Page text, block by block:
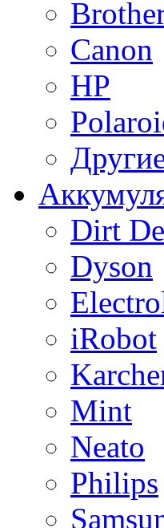
Canon
HP
Dirt
Dyson
iRobot
Mint
Neato
Philips